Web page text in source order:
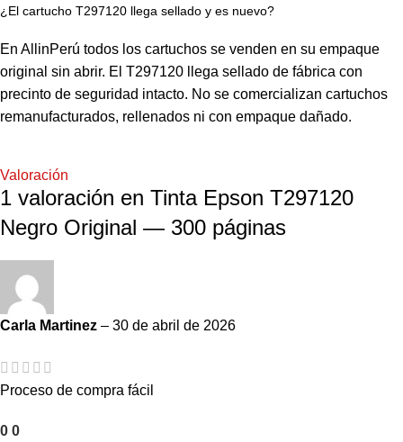
¿El cartucho T297120 llega sellado y es nuevo?
En AllinPerú todos los cartuchos se venden en su empaque
original sin abrir. El T297120 llega sellado de fábrica con
precinto de seguridad intacto. No se comercializan cartuchos
remanufacturados, rellenados ni con empaque dañado.
Valoración
1 valoración en Tinta Epson T297120
Negro Original — 300 páginas
Carla Martinez – 30 de abril de 2026
Proceso de compra fácil
0 0